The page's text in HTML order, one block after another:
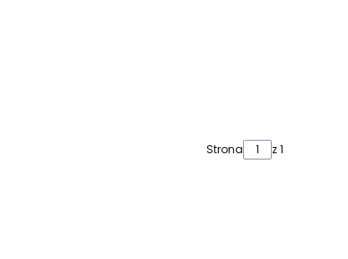
Strona z 1